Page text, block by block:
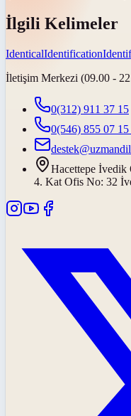
İlgili Kelimeler
IdenticalIdentification
İletişim Merkezi (09.00 -
0(312) 911 37 15
0(546) 855 07 15
Hacettepe İvedik
4. Kat Ofis No: 32